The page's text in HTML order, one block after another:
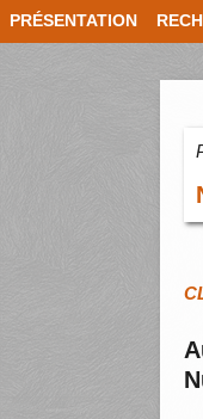
PRÉSENTATION